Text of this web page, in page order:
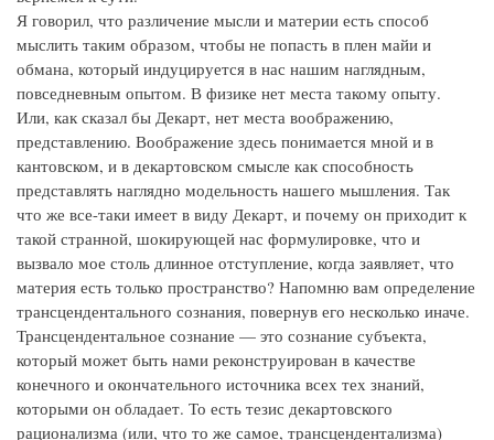
Я говорил, что различение мысли и материи есть способ
мыслить таким образом, чтобы не попасть в плен майи и
обмана, который индуцируется в нас нашим наглядным,
повседневным опытом. В физике нет места такому опыту.
Или, как сказал бы Декарт, нет места воображению,
представлению. Воображение здесь понимается мной и в
кантовском, и в декартовском смысле как способность
представлять наглядно модельность нашего мышления. Так
что же все-таки имеет в виду Декарт, и почему он приходит к
такой странной, шокирующей нас формулировке, что и
вызвало мое столь длинное отступление, когда заявляет, что
материя есть только пространство? Напомню вам определение
трансцендентального сознания, повернув его несколько иначе.
Трансцендентальное сознание — это сознание субъекта,
который может быть нами реконструирован в качестве
конечного и окончательного источника всех тех знаний,
которыми он обладает. То есть тезис декартовского
рационализма (или, что то же самое, трансцендентализма)